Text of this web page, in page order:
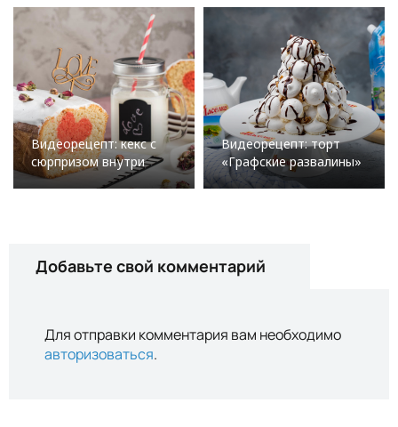
Видеорецепт: кекс с
сюрпризом внутри
Видеорецепт: торт
«Графские развалины»
Добавьте свой комментарий
Для отправки комментария вам необходимо
авторизоваться.